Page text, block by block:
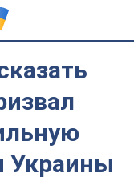
Украины